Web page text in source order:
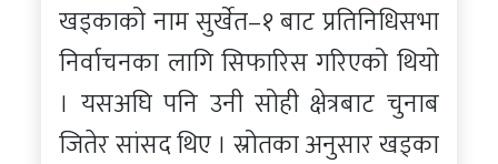
खड्काको नाम सुर्खेत–१ बाट प्रतिनिधिसभा
निर्वाचनका लागि सिफारिस गरिएको थियो
। यसअघि पनि उनी सोही क्षेत्रबाट चुनाब
जितेर सांसद थिए । स्रोतका अनुसार खड्का